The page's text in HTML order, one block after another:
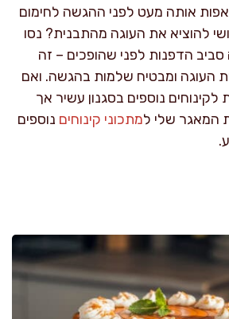
אותה מעט לפני ההגשה לחימום
להוציא את העוגה מהתבנית? נסו
הדפנות לפני שהופכים – זה
העוגה ומבטיח שלמות בהגשה. ואם
נוספים בסגנון עשיר אך
המאגר שלי למתכוני קינוחים נוספים